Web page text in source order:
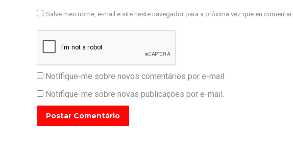
Salve meu nome, e-mail e site neste navegador para a próxima vez que eu comentar.
Notifique-me sobre novos comentários por e-mail.
Notifique-me sobre novas publicações por e-mail.
Postar Comentário